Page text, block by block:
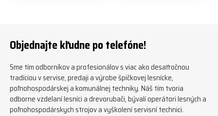
#firewoodproduction
#firewood #deitmer
Objednajte kľudne po telefóne!
Sme tím odborníkov a profesionálov s viac ako desaťročnou
tradíciou v servise, predaji a výrobe špičkovej lesnícke,
poľnohospodárskej a komunálnej techniky. Náš tím tvoria
odborne vzdelaní lesníci a drevorubači, bývalí operátori lesných a
poľnohospodárskych strojov a vyškolení servisní technici.